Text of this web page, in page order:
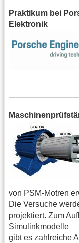
Praktikum bei
Elektronik
von PSM-Motren
Die Versuche
projektiert. Zum
Simulinkmodelle
gibt es zahlreiche